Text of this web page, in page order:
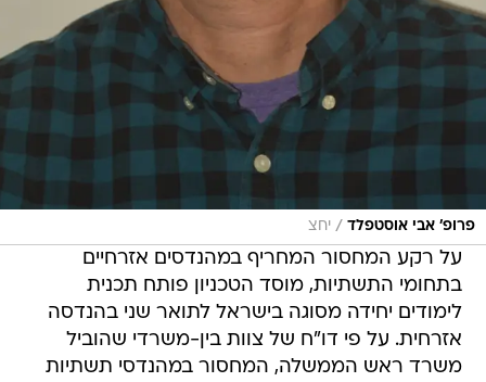
פרופ' אבי אוסטפלד / יחצ
על רקע המחסור המחריף במהנדסים אזרחיים
בתחומי התשתיות, מוסד הטכניון פותח תכנית
לימודים יחידה מסוגה בישראל לתואר שני בהנדסה
אזרחית. על פי דו"ח של צוות בין-משרדי שהוביל
משרד ראש הממשלה, המחסור במהנדסי תשתיות